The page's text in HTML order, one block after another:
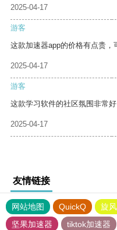
2025-04-17
游客
这款加速器app的价格有点贵，
2025-04-17
游客
这款学习软件的社区氛围非常
2025-04-17
友情链接
网站地图 QuickQ 旋
坚果加速器
tiktok加速器